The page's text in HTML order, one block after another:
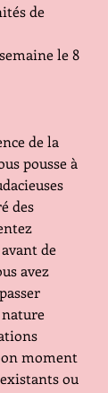
de
le 8
de la
pousse à
des
de
avez
moment
ou